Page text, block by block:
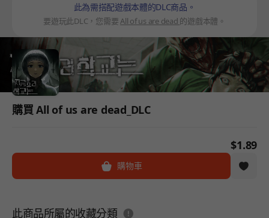
此為需搭配遊戲本體的DLC商品。
要遊玩此DLC，您需要 All of us are dead 的遊戲本體。
購買 All of us are dead_DLC
$1.89
購物車
此商品所屬的收藏分類 도움말